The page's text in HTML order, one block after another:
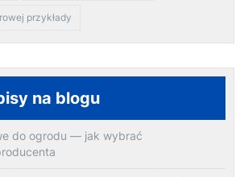
przykłady
na blogu
do ogrodu — jak wybrać